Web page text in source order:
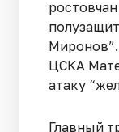
ЦСКА
атаку
Главный